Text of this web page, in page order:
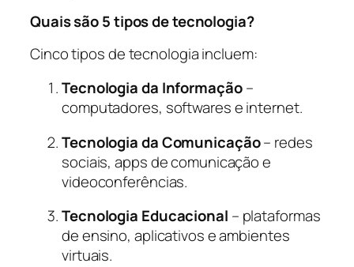
Quais são 5 tipos de tecnologia?
Cinco tipos de tecnologia incluem:
Tecnologia da Informação–
computadores, softwares e internet.
Tecnologia da Comunicação– redes
sociais, apps de comunicação e
videoconferências.
Tecnologia Educacional – plataformas
de ensino, aplicativos e ambientes
virtuais.